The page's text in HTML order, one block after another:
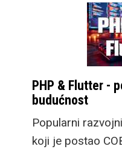
PHP & Flutter -
budućnost
Popularni
koji je postao